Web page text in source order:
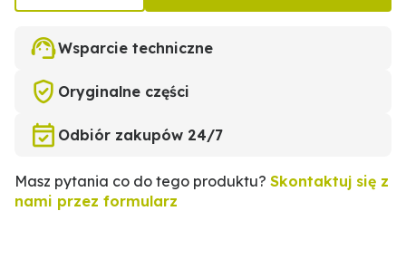
Wsparcie techniczne
Oryginalne części
Odbiór zakupów 24/7
Masz pytania co do tego produktu? Skontaktuj się z
nami przez formularz